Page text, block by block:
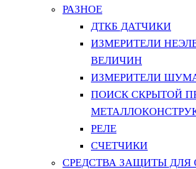
РАЗНОЕ
ДТКБ ДАТЧИКИ
ИЗМЕРИТЕЛИ
ВЕЛИЧИН
ИЗМЕРИТЕЛИ
ПОИСК СКРЫТОЙ
РЕЛЕ
СЧЕТЧИКИ
СРЕДСТВА ЗАЩИТЫ ДЛЯ